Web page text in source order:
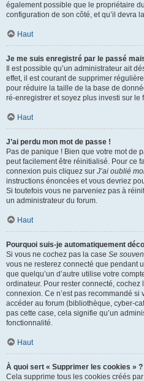
également possible que le propriétaire
configuration de son côté, et qu’il devra
Haut
Je me suis enregistré par le passé
Il est possible qu’un administrateur ait
effet, il est courant de supprimer
pour réduire la taille de la base de
ré-enregistrer et soyez plus investi sur le
Haut
J’ai perdu mon mot de passe !
Pas de panique ! Bien que votre mot de
peut facilement être réinitialisé. Pour ce
connexion puis cliquez sur J’ai oublié
instructions énoncées et vous devriez
Si toutefois vous ne parveniez pas à
un administrateur du forum.
Haut
Pourquoi suis-je automatiquement
Si vous ne cochez pas la case Se
vous ne resterez connecté que pendant
que quelqu’un d’autre utilise votre
ordinateur. Pour rester connecté, cochez
connexion. Ce n’est pas recommandé
accéder au forum (bibliothèque, cyber-
pas cette case, cela signifie qu’un
fonctionnalité.
Haut
À quoi sert « Supprimer les cookies » ?
Cela supprime tous les cookies créés